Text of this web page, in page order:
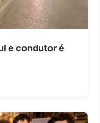
e condutor é